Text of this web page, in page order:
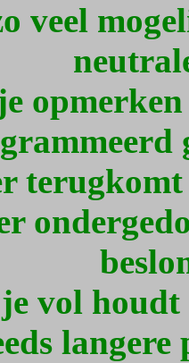
veel
vol houdt